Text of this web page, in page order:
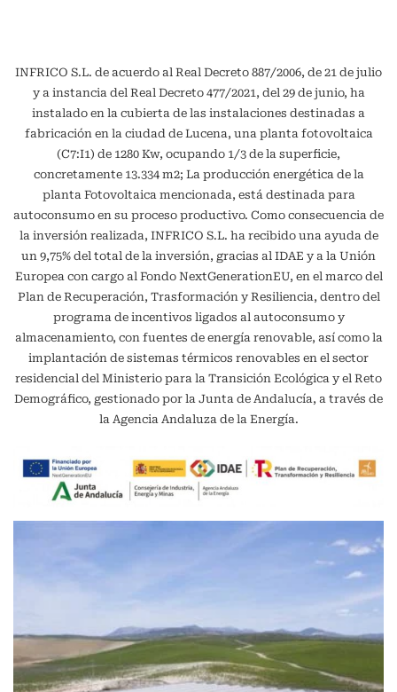
INFRICO S.L. de acuerdo al Real Decreto 887/2006, de 21 de julio
y a instancia del Real Decreto 477/2021, del 29 de junio, ha
instalado en la cubierta de las instalaciones destinadas a
fabricación en la ciudad de Lucena, una planta fotovoltaica
(C7:I1) de 1280 Kw, ocupando 1/3 de la superficie,
concretamente 13.334 m2; La producción energética de la
planta Fotovoltaica mencionada, está destinada para
autoconsumo en su proceso productivo. Como consecuencia de
la inversión realizada, INFRICO S.L. ha recibido una ayuda de
un 9,75% del total de la inversión, gracias al IDAE y a la Unión
Europea con cargo al Fondo NextGenerationEU, en el marco del
Plan de Recuperación, Trasformación y Resiliencia, dentro del
programa de incentivos ligados al autoconsumo y
almacenamiento, con fuentes de energía renovable, así como la
implantación de sistemas térmicos renovables en el sector
residencial del Ministerio para la Transición Ecológica y el Reto
Demográfico, gestionado por la Junta de Andalucía, a través de
la Agencia Andaluza de la Energía.